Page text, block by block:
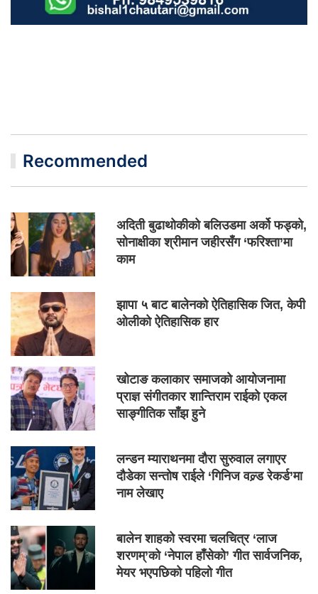
Recommended
अदिती बुढाथोकीको बलिउडमा अर्को फड्को,
सोनाक्षीका श्रीमान जहीरसँग ‘फरिश्ता’मा
काम
झापा ५ बाट बालेनको ऐतिहासिक जित, केपी
ओलीको ऐतिहासिक हार
खोटाङ कलाकार समाजको आयोजनामा
प्राज्ञ संगीतकार शान्तिराम राईको एकल
साङ्गीतिक साँझ हुने
लन्डन म्याराथनमा दौरा सुरुवाल लगाएर
दौडेका सन्तोष राईले ‘गिनिज वल्र्ड रेकर्ड’मा
नाम लेखाए
बालेन शाहको स्वरमा चलचित्र ‘लाज
शरणम्’को ‘नेपाल हाँसेको’ गीत सार्वजनिक,
मेयर भएपछिको पहिलो गीत